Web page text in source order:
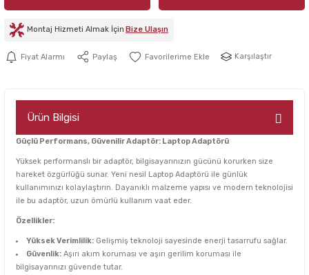
Montaj Hizmeti Almak İçin Bize Ulaşın
Fiyat Alarmı Paylaş Karşılaştır
Ürün Bilgisi
Güçlü Performans, Güvenilir Adaptör: Laptop Adaptörü
Yüksek performanslı bir adaptör, bilgisayarınızın gücünü korurken size
hareket özgürlüğü sunar. Yeni nesil Laptop Adaptörü ile günlük
kullanımınızı kolaylaştırın. Dayanıklı malzeme yapısı ve modern teknolojisi
ile bu adaptör, uzun ömürlü kullanım vaat eder.
Özellikler:
Yüksek Verimlilik: Gelişmiş teknoloji sayesinde enerji tasarrufu sağlar.
Güvenlik: Aşırı akım koruması ve aşırı gerilim koruması ile
bilgisayarınızı güvende tutar.